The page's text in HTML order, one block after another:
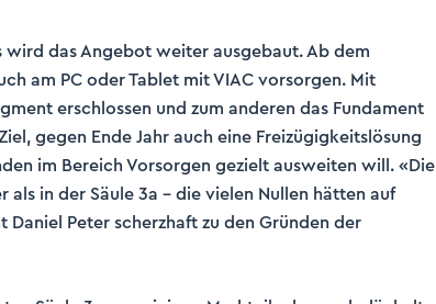
das Angebot weiter ausgebaut. Ab dem
am PC oder Tablet mit VIAC vorsorgen. Mit
erschlossen und zum anderen das Fundament
gegen Ende Jahr auch eine Freizügigkeitslösung
im Bereich Vorsorgen gezielt ausweiten will. «Die
in der Säule 3a – die vielen Nullen hätten auf
Peter scherzhaft zu den Gründen der